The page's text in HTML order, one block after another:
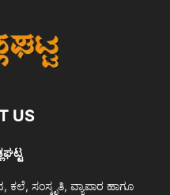
US
ಕಲೆ, ಸಂಸ್ಕೃತಿ, ವ್ಯಾಪಾರ ಹಾಗೂ